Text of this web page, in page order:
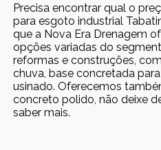
Precisa encontrar qual o
para esgoto industrial
que a Nova Era Drenagem
opções variadas do
reformas e construções,
chuva, base concretada
usinado. Oferecemos
concreto polido, não deixe
saber mais.